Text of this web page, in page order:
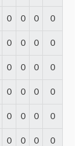
0 0 0 0
0 0 0 0
0 0 0 0
0 0 0 0
0 0 0 0
0 0 0 0